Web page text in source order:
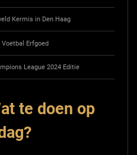
Kermis in Den Haag
Erfgoed
League 2024 Editie
te doen op